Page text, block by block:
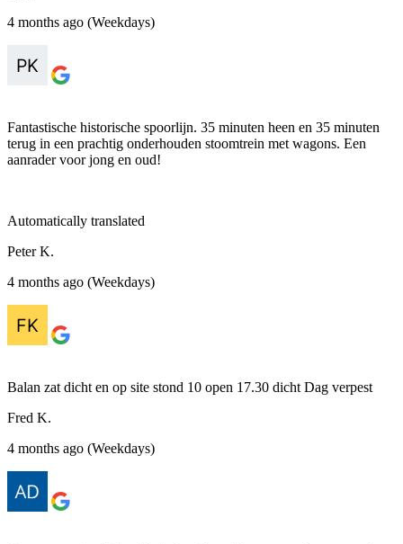
4 months ago (Weekdays)
Fantastische historische spoorlijn. 35 minuten heen en 35 minuten
terug in een prachtig onderhouden stoomtrein met wagons. Een
aanrader voor jong en oud!
Automatically translated
Peter K.
4 months ago (Weekdays)
Balan zat dicht en op site stond 10 open 17.30 dicht Dag verpest
Fred K.
4 months ago (Weekdays)